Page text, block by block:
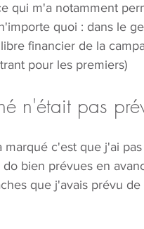
qui m'a notamment
quoi : dans le
financier de la
pour les premiers)
n'était pas
c'est que j'ai
bien prévues en
que j'avais prévu